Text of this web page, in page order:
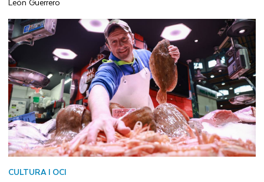
CULTURA I OCI